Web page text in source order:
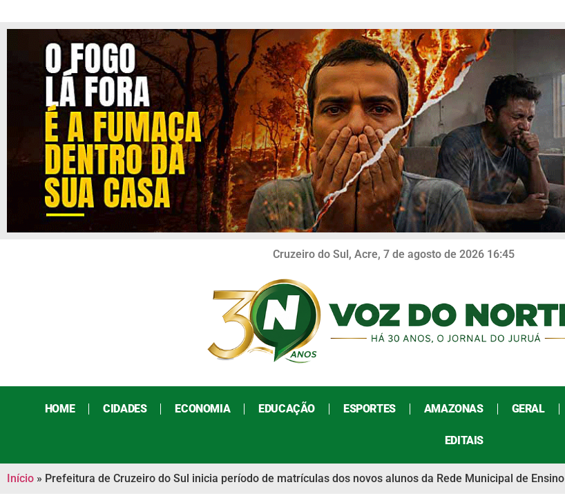
Cruzeiro do Sul, Acre, 7 de agosto de 2026 16:45
HOME CIDADES ECONOMIA EDUCAÇÃO ESPORTES AMAZONAS GERAL
EDITAIS
Início » Prefeitura de Cruzeiro do Sul inicia período de matrículas dos novos alunos da Rede Municipal de Ensino